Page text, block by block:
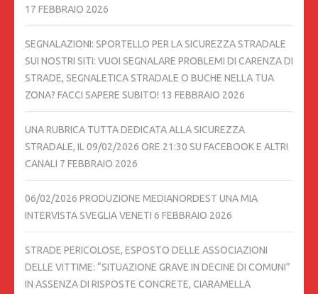
17 FEBBRAIO 2026
SEGNALAZIONI: SPORTELLO PER LA SICUREZZA STRADALE
SUI NOSTRI SITI: VUOI SEGNALARE PROBLEMI DI CARENZA DI
STRADE, SEGNALETICA STRADALE O BUCHE NELLA TUA
ZONA? FACCI SAPERE SUBITO! 13 FEBBRAIO 2026
UNA RUBRICA TUTTA DEDICATA ALLA SICUREZZA
STRADALE, IL 09/02/2026 ORE 21:30 SU FACEBOOK E ALTRI
CANALI 7 FEBBRAIO 2026
06/02/2026 PRODUZIONE MEDIANORDEST UNA MIA
INTERVISTA SVEGLIA VENETI 6 FEBBRAIO 2026
STRADE PERICOLOSE, ESPOSTO DELLE ASSOCIAZIONI
DELLE VITTIME: “SITUAZIONE GRAVE IN DECINE DI COMUNI”
IN ASSENZA DI RISPOSTE CONCRETE, CIARAMELLA